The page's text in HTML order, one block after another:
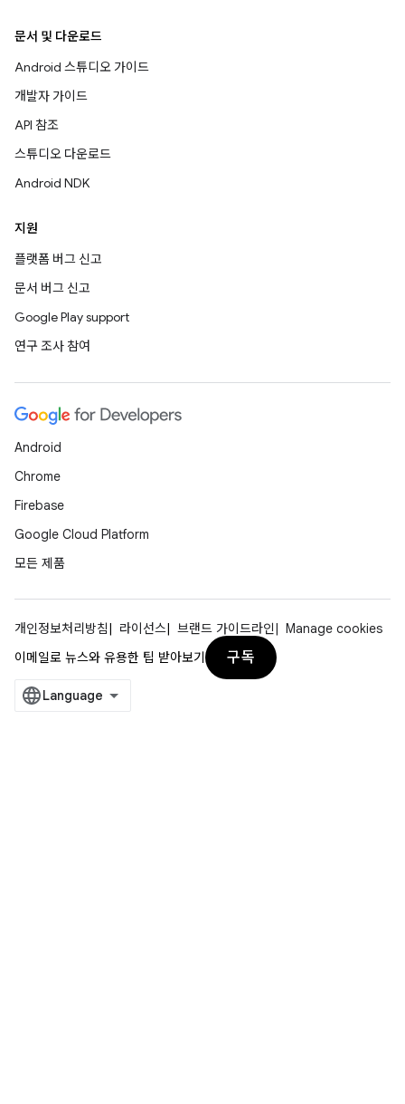
문서 및 다운로드
Android 스튜디오 가이드
개발자 가이드
API 참조
스튜디오 다운로드
Android NDK
지원
플랫폼 버그 신고
문서 버그 신고
Google Play support
연구 조사 참여
Android
Chrome
Firebase
Google Cloud Platform
모든 제품
개인정보처리방침 라이선스 브랜드 가이드라인
Manage cookies
이메일로 뉴스와 유용한 팁 받아보기
구독